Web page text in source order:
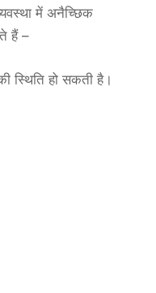
में अनैच्छिक
हैं –
स्थिति हो सकती है।